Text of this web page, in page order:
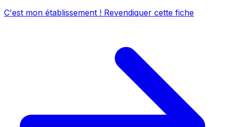
C'est mon établissement ! Revendiquer cette fiche